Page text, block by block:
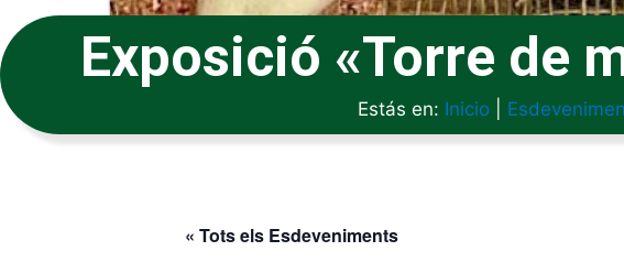
Exposició «Torre de
Estás en: Inicio|
« Tots els Esdeveniments